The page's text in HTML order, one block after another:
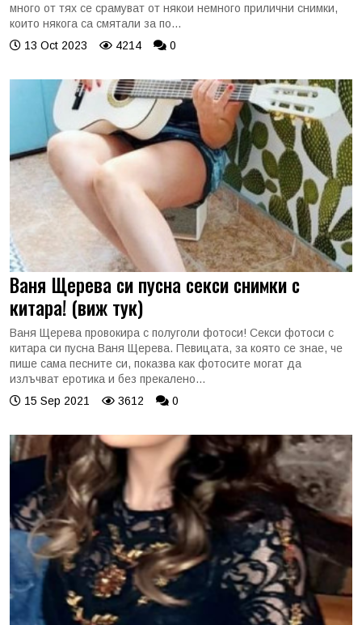
много от тях се срамуват от някои немного прилични снимки,
които някога са смятали за по...
13 Oct 2023
4214 0
Ваня Щерева си пусна секси снимки с
китара! (виж тук)
Ваня Щерева провокира с полуголи фотоси! Секси фотоси с
китара си пусна Ваня Щерева. Певицата, за която се знае, че
пише сама песните си, показва как фотосите могат да
излъчват еротика и без прекалено...
15 Sep 2021
3612 0